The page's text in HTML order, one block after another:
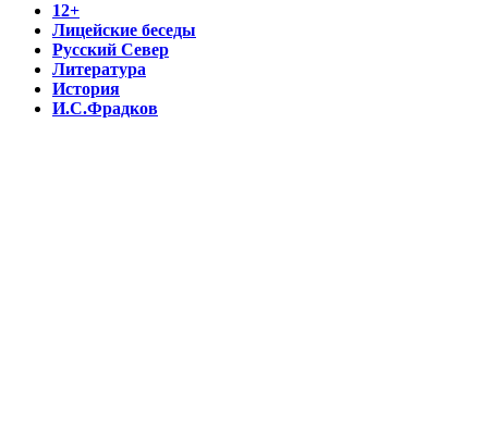
12+
Лицейские беседы
Русский Север
Литература
История
И.С.Фрадков